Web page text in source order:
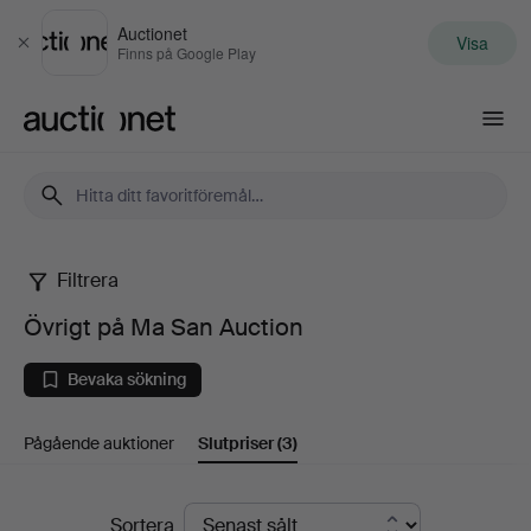
Stäng
Auctionet
Finns på Google Play Visa
Övrigt
på
Ma
San
Filtrera
Övrigt på Ma San Auction
Bevaka sökning
Pågående auktioner Slutpriser(3)
SlutpriserSortera